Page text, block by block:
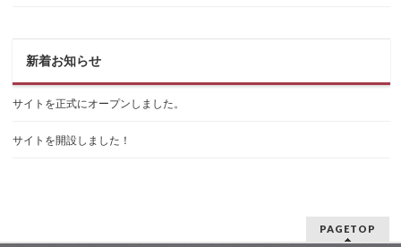
新着お知らせ
サイトを正式にオープンしました。
サイトを開設しました！
PAGETOP